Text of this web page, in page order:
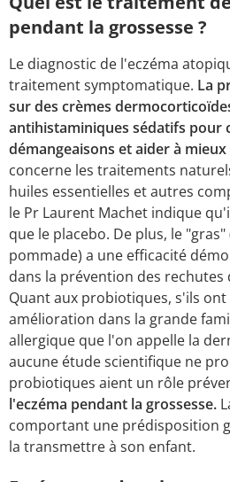
pendant la grossesse ?
Le diagnostic de l'eczéma
traitement symptomatique. La
sur des crèmes
antihistaminiques sédatifs pour
démangeaisons et aider à
concerne les traitements
huiles essentielles et autres
le Pr Laurent Machet indique
que le placebo. De plus, le
pommade) a une efficacité
dans la prévention des
Quant aux probiotiques, s'ils
amélioration dans la grande
allergique que l'on appelle la
aucune étude scientifique ne
probiotiques aient un rôle
l'eczéma pendant la grossesse.
comportant une prédisposition
la transmettre à son enfant.